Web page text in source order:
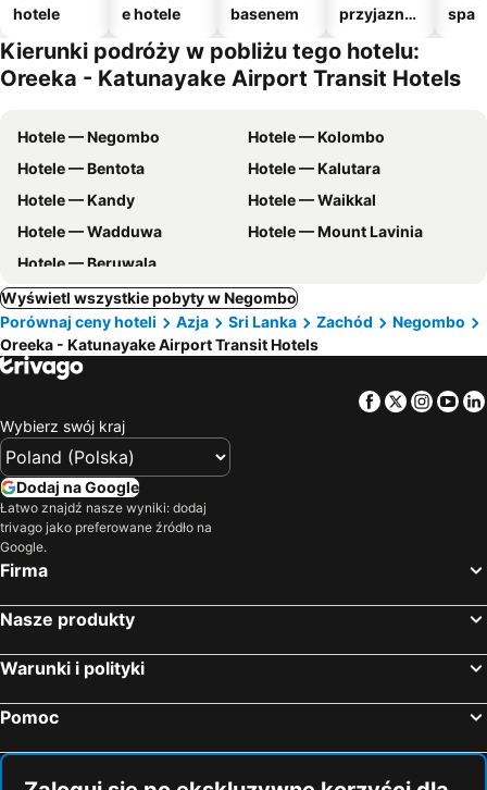
hotele
e hotele
basenem
przyjazne
m
spa
Kierunki podróży w pobliżu tego hotelu:
Oreeka - Katunayake Airport Transit Hotels
Hotele — Negombo
Hotele — Kolombo
Hotele — Bentota
Hotele — Kalutara
Hotele — Kandy
Hotele — Waikkal
Hotele — Wadduwa
Hotele — Mount Lavinia
Hotele — Beruwala
Wyświetl wszystkie pobyty w Negombo
Porównaj ceny hoteli
Azja Sri Lanka Zachód
Negombo
Oreeka - Katunayake Airport Transit Hotels
Facebook
Twitter
Wybierz swój kraj
Dodaj na Google
Łatwo znajdź nasze wyniki: dodaj
trivago jako preferowane źródło na
Google.
Firma
Nasze produkty
Warunki i polityki
Pomoc